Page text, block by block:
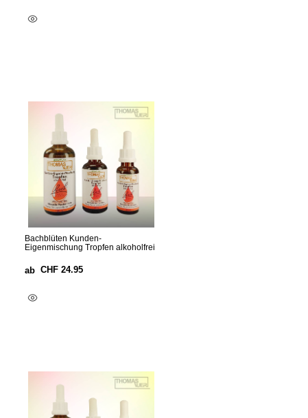
Bachblüten Kunden-
Eigenmischung Tropfen alkoholfrei
ab CHF 24.95